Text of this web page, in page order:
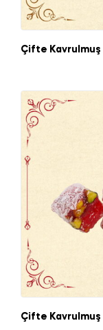
Çifte Kavrulmuş
Çifte Kavrulmuş